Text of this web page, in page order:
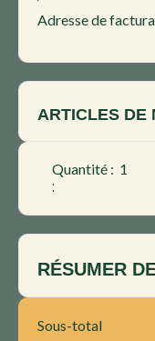
Adresse de
ARTICLES DE
Quantité : 1
:
RÉSUMER
Sous-total